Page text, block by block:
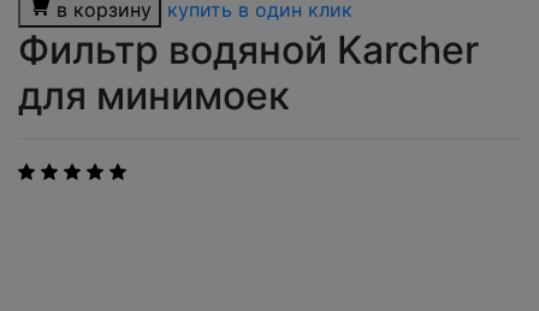
в корзину
купить в один клик
Фильтр водяной Karcher
для минимоек